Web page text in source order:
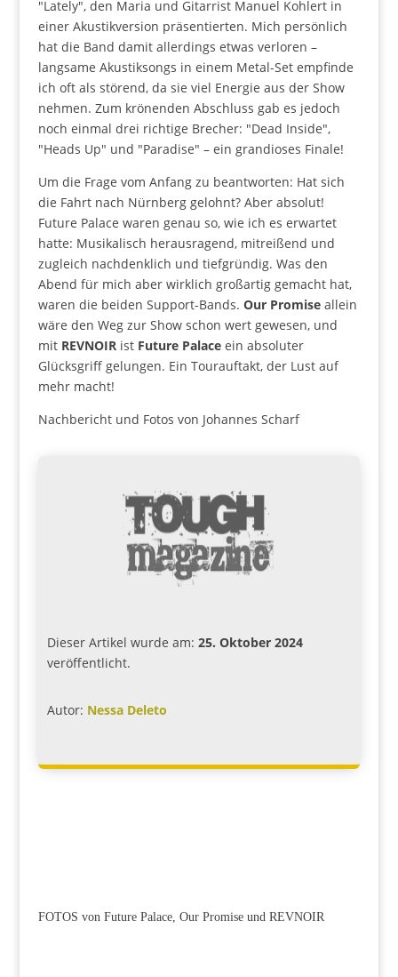
"Lately", den Maria und Gitarrist Manuel Kohlert in
einer Akustikversion präsentierten. Mich persönlich
hat die Band damit allerdings etwas verloren –
langsame Akustiksongs in einem Metal-Set empfinde
ich oft als störend, da sie viel Energie aus der Show
nehmen. Zum krönenden Abschluss gab es jedoch
noch einmal drei richtige Brecher: "Dead Inside",
"Heads Up" und "Paradise" – ein grandioses Finale!
Um die Frage vom Anfang zu beantworten: Hat sich
die Fahrt nach Nürnberg gelohnt? Aber absolut!
Future Palace waren genau so, wie ich es erwartet
hatte: Musikalisch herausragend, mitreißend und
zugleich nachdenklich und tiefgründig. Was den
Abend für mich aber wirklich großartig gemacht hat,
waren die beiden Support-Bands. Our Promiseallein
wäre den Weg zur Show schon wert gewesen, und
mit REVNOIRist Future Palace ein absoluter
Glücksgriff gelungen. Ein Tourauftakt, der Lust auf
mehr macht!
Nachbericht und Fotos von Johannes Scharf
Dieser Artikel wurde am: 25. Oktober 2024
veröffentlicht.
Autor: Nessa Deleto
FOTOS von Future Palace, Our Promise und REVNOIR